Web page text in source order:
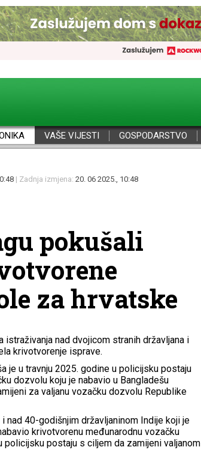
VAŠE VIJESTI GOSPODARSTVO
| Zadnja izmjena: 20. 06 2025., 10:48
pokušali
za hrvatske
nad dvojicom stranih državljana i
krivotvorenje isprave.
je u travnju 2025. godine u policijsku postaju
dozvolu koju je nabavio u Bangladešu
za valjanu vozačku dozvolu Republike
nad 40-godišnjim državljaninom Indije koji je
krivotvorenu međunarodnu vozačku
policijsku postaju s ciljem da zamijeni valjanom